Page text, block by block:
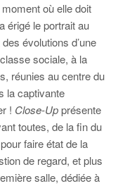
où elle doit
érigé le portrait au
évolutions d’une
sociale, à la
réunies au centre du
la captivante
! Close-Upprésente
toutes, de la fin du
faire état de la
de regard, et plus
salle, dédiée à